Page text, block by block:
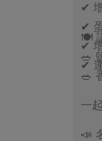
✔
✔
✔
✔
🍽
🥗
🥗
一
📣